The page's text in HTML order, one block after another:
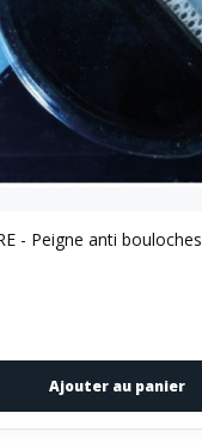
- Peigne anti bouloches
Ajouter au panier